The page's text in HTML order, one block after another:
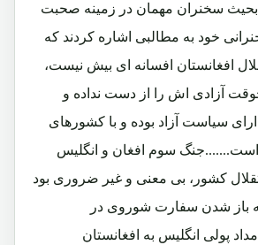
بحیث سخنران مهمان در زمینه صحبت
خود به مطالبی اشاره کردند که
افغانستان افسانه ای بیش نیست،
آزادی اش را از دست نداده و
سیاست آزاد بوده و با کشورهای
است.......جنگ سوم افغان و انگلیس
کشور، بی معنی و غیر ضروری بود
باز شدن سفارت شوروی در
پولی انگلیس به افغانستان